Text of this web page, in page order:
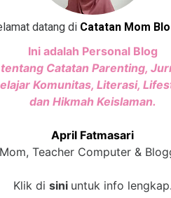
datang di Catatan Mom
Ini adalah Personal Blog
tentang Catatan Parenting,
Komunitas, Literasi,
dan Hikmah Keislaman.
April Fatmasari
Teacher Computer &
Klik di sini untuk info lengkap.